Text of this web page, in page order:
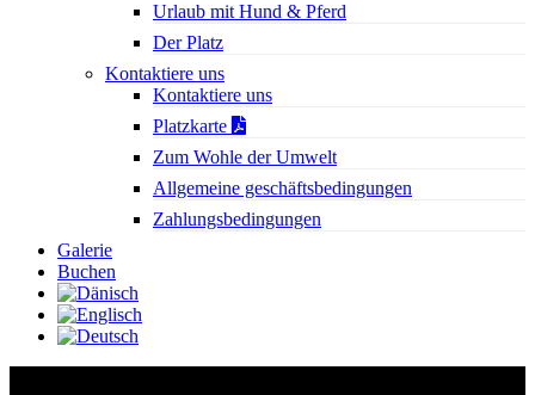
Urlaub mit Hund & Pferd
Der Platz
Kontaktiere uns
Kontaktiere uns
Platzkarte
Zum Wohle der Umwelt
Allgemeine geschäftsbedingungen
Zahlungsbedingungen
Galerie
Buchen